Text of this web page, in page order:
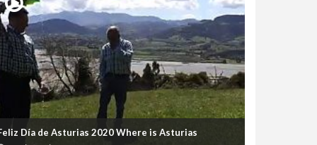
Día de Asturias 2020 Where is Asturias